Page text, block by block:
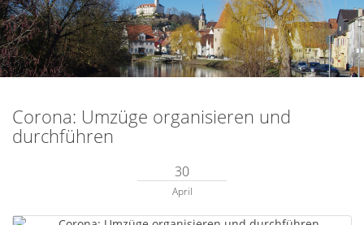
Corona: Umzüge organisieren und
durchführen
30
April